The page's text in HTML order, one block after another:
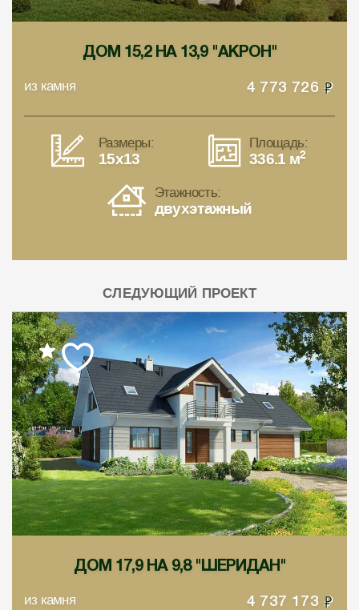
ДОМ 15,2 НА 13,9 "АКРОН"
из камня 4 773 726
Размеры:
15x13
Площадь:
336.1 м2
Этажность:
двухэтажный
СЛЕДУЮЩИЙ ПРОЕКТ
ДОМ 17,9 НА 9,8 "ШЕРИДАН"
из камня 4 737 173